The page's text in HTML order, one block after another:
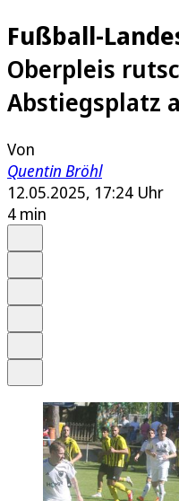
Fußball-
Oberpleis
Abstiegsplatz
Von
Quentin Bröhl
12.05.2025, 17:24 Uhr
4 min